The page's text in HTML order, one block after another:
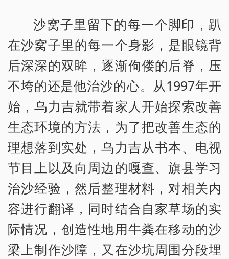
沙窝子里留下的每一个脚印，趴
在沙窝子里的每一个身影，是眼镜背
后深深的双眸，逐渐佝偻的后脊，压
不垮的还是他治沙的心。从1997年开
始，乌力吉就带着家人开始探索改善
生态环境的方法，为了把改善生态的
理想落到实处，乌力吉从书本、电视
节目上以及向周边的嘎查、旗县学习
治沙经验，然后整理材料，对相关内
容进行翻译，同时结合自家草场的实
际情况，创造性地用牛粪在移动的沙
梁上制作沙障，又在沙坑周围分段埋